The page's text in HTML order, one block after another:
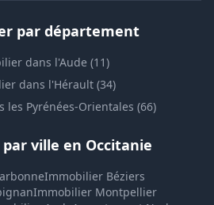
par département
dans l'Aude (11)
dans l'Hérault (34)
Pyrénées-Orientales (66)
ville en Occitanie
Immobilier Béziers
Immobilier Montpellier